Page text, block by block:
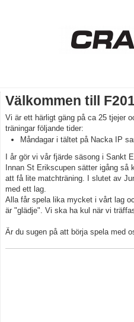
Bildgalleri
Dokument
Kontakt
Välkommen till
Vi är ett härligt gäng på ca 25 tjejer
träningar följande tider:
Måndagar i tältet på Nacka IP
I år gör vi vår fjärde säsong i Sankt
Innan St Erikscupen sätter igång så
att få lite matchträning. I slutet av
med ett lag.
Alla får spela lika mycket i vårt lag
är "glädje". Vi ska ha kul när vi
Är du sugen på att börja spela med